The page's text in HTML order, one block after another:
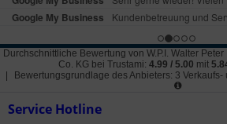
Durchschnittliche Bewertung von W.P.I. Walter
Co. KG bei Trustami: 4.99 / 5.00 mit
Bewertungsgrundlage des Anbieters: 3
Service Hotline